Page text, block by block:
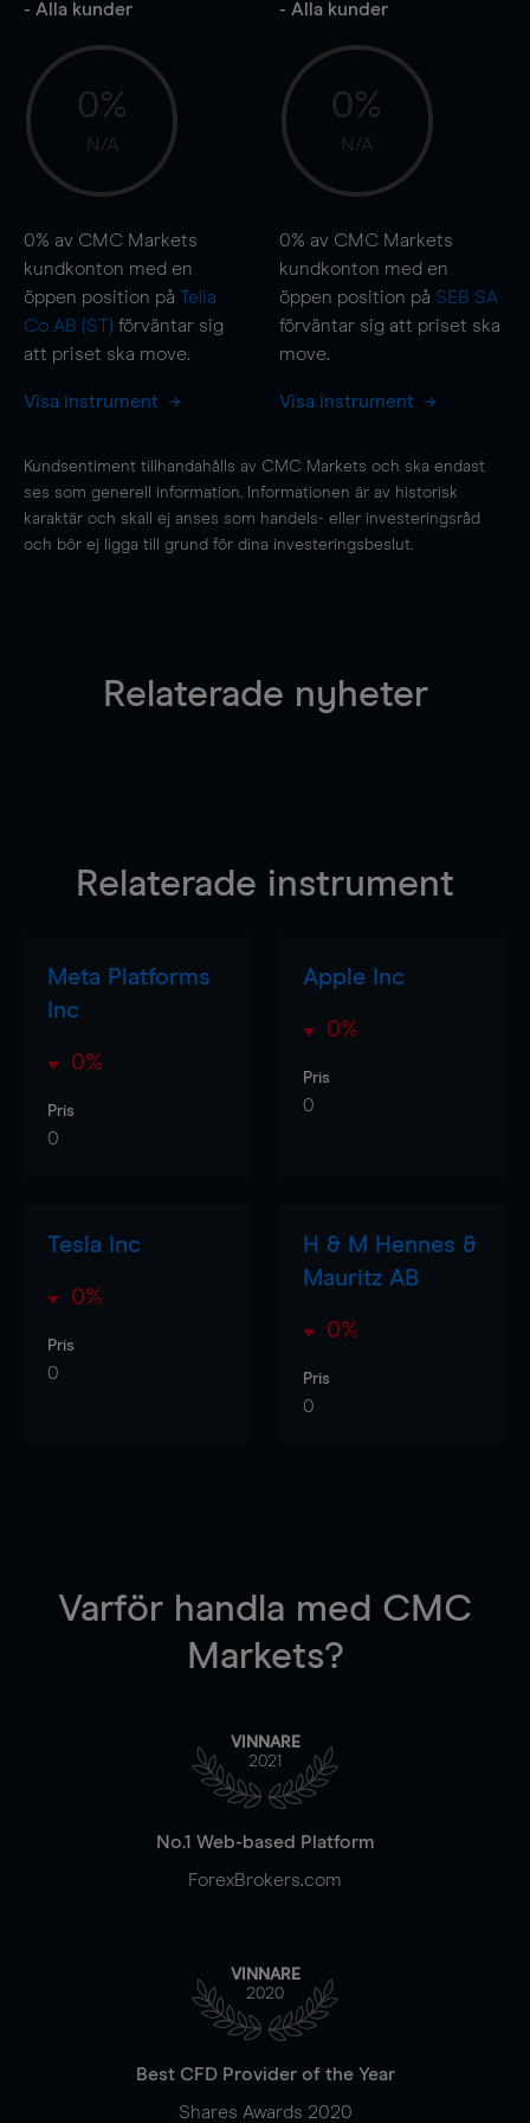
- Alla kunder
0%
N/A
0% av CMC Markets
kundkonton med en
öppen position på Telia
Co AB (ST) förväntar sig
att priset ska move.
Visa instrument
- Alla kunder
0%
N/A
0% av CMC Markets
kundkonton med en
öppen position på SEB SA
förväntar sig att priset ska
move.
Visa instrument
Kundsentiment tillhandahålls av CMC Markets och ska endast
ses som generell information. Informationen är av historisk
karaktär och skall ej anses som handels- eller investeringsråd
och bör ej ligga till grund för dina investeringsbeslut.
Relaterade nyheter
Relaterade instrument
Meta Platforms
Inc
0%
Pris
0
Apple Inc
0%
Pris
0
Tesla Inc
0%
Pris
0
H & M Hennes &
Mauritz AB
0%
Pris
0
Varför handla med CMC
Markets?
VINNARE
2021
No.1 Web-based Platform
ForexBrokers.com
VINNARE
2020
Best CFD Provider of the Year
Shares Awards 2020